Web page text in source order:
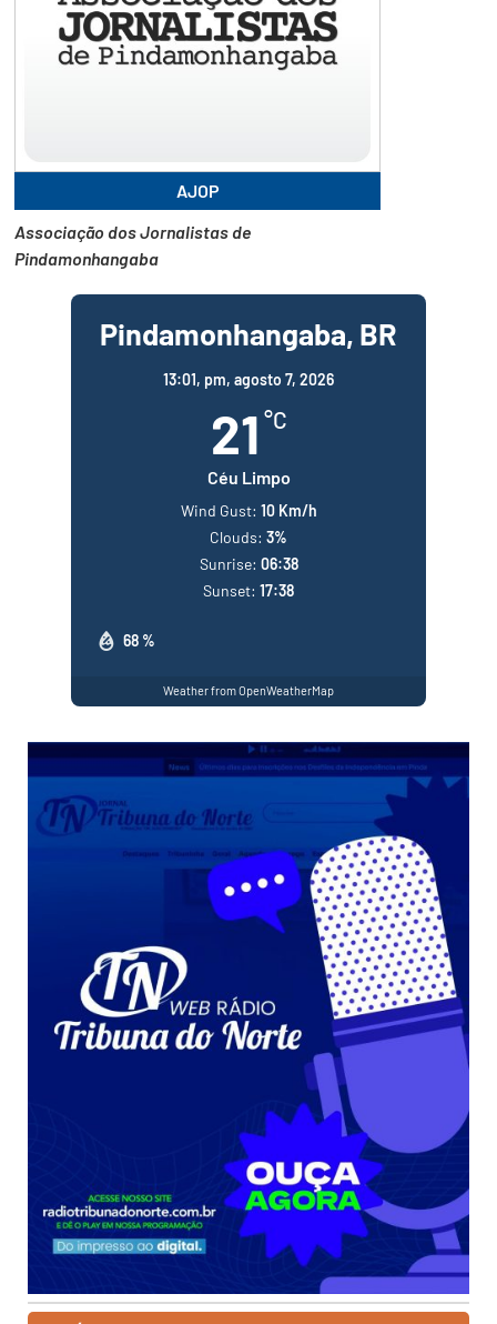
AJOP
Associação dos Jornalistas de
Pindamonhangaba
Pindamonhangaba, BR
13:01, pm, agosto 7, 2026
21 °C
Céu Limpo
68 %
Wind Gust: 10 Km/h
Clouds: 3%
Sunrise: 06:38
Sunset: 17:38
Weather from OpenWeatherMap